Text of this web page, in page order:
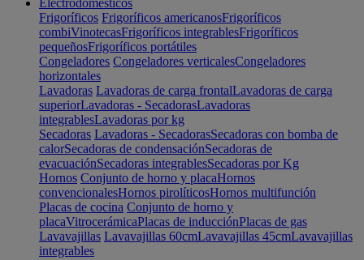
Electrodomésticos
Frigoríficos Frigoríficos americanosFrigoríficos
combiVinotecasFrigoríficos integrablesFrigoríficos
pequeñosFrigoríficos portátiles
Congeladores Congeladores verticalesCongeladores
horizontales
Lavadoras Lavadoras de carga frontalLavadoras de carga
superiorLavadoras - SecadorasLavadoras
integrablesLavadoras por kg
Secadoras Lavadoras - SecadorasSecadoras con bomba de
calorSecadoras de condensaciónSecadoras de
evacuaciónSecadoras integrablesSecadoras por Kg
Hornos Conjunto de horno y placaHornos
convencionalesHornos pirolíticosHornos multifunción
Placas de cocina Conjunto de horno y
placaVitrocerámicaPlacas de inducciónPlacas de gas
Lavavajillas Lavavajillas 60cmLavavajillas 45cmLavavajillas
integrables